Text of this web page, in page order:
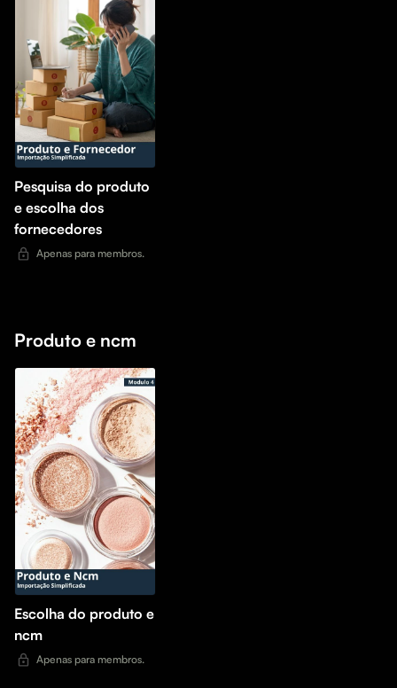
Pesquisa do produto
e escolha dos
fornecedores
Apenas para membros.
Produto e ncm
Escolha do produto e
ncm
Apenas para membros.